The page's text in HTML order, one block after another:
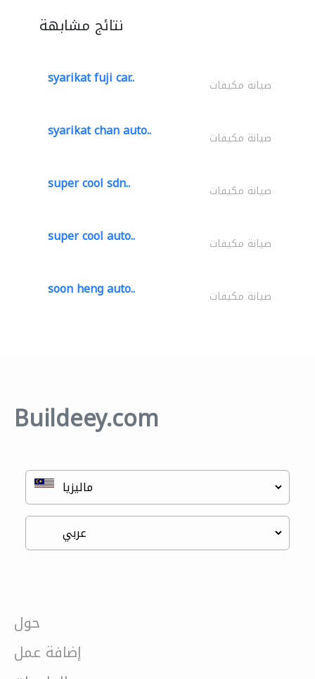
نتائج مشابهة
syarikat fuji car.. صيانة مكيفات
syarikat chan auto.. صيانة مكيفات
super cool sdn.. صيانة مكيفات
super cool auto.. صيانة مكيفات
soon heng auto.. صيانة مكيفات
Buildeey.com
حول
إضافة عمل